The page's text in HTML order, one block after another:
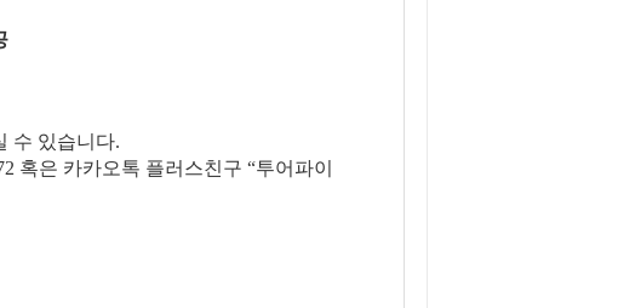
수 있습니다.
혹은 카카오톡 플러스친구 “투어파이